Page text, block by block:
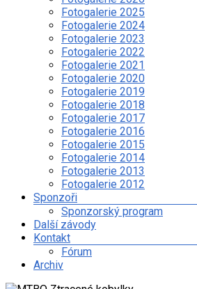
sportovních
aktivitách
Fotogalerie 2025
Fotogalerie 2024
Fotogalerie 2023
Fotogalerie 2022
Fotogalerie 2021
Fotogalerie 2020
Fotogalerie 2019
Fotogalerie 2018
Fotogalerie 2017
Fotogalerie 2016
Fotogalerie 2015
Fotogalerie 2014
Fotogalerie 2013
Fotogalerie 2012
Sponzoři
Sponzorský program
Další závody
Kontakt
Fórum
Archiv